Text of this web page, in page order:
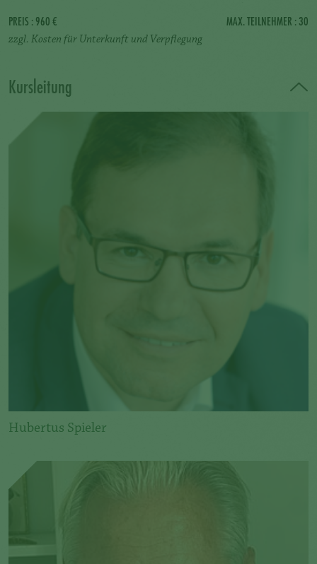
PREIS : 960 €
zzgl. Kosten für Unterkunft und Verpflegung
MAX. TEILNEHMER : 30
Kursleitung
Hubertus Spieler